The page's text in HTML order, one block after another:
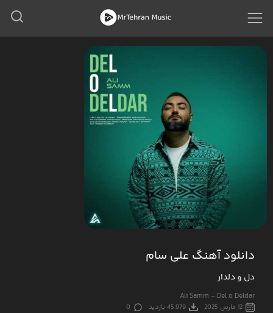
دانلود آهنگ علی سام
دل و دلدار
Ali Samm - Del o Deldar
12 مارس 2025 45,979 بازدید 0